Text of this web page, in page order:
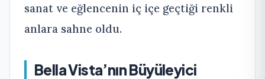
sanat ve eğlencenin iç içe geçtiği renkli
anlara sahne oldu.
Bella Vista’nın Büyüleyici